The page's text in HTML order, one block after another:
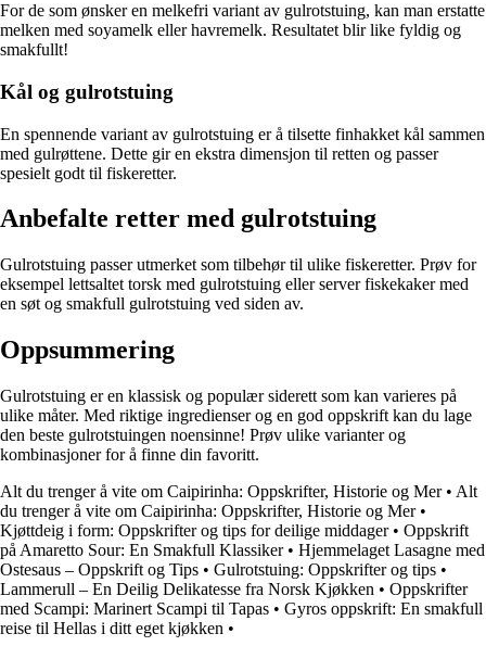
For de som ønsker en melkefri variant av gulrotstuing, kan man erstatte
melken med soyamelk eller havremelk. Resultatet blir like fyldig og
smakfullt!
Kål og gulrotstuing
En spennende variant av gulrotstuing er å tilsette finhakket kål sammen
med gulrøttene. Dette gir en ekstra dimensjon til retten og passer
spesielt godt til fiskeretter.
Anbefalte retter med gulrotstuing
Gulrotstuing passer utmerket som tilbehør til ulike fiskeretter. Prøv for
eksempel lettsaltet torsk med gulrotstuing eller server fiskekaker med
en søt og smakfull gulrotstuing ved siden av.
Oppsummering
Gulrotstuing er en klassisk og populær siderett som kan varieres på
ulike måter. Med riktige ingredienser og en god oppskrift kan du lage
den beste gulrotstuingen noensinne! Prøv ulike varianter og
kombinasjoner for å finne din favoritt.
Alt du trenger å vite om Caipirinha: Oppskrifter, Historie og Mer• Alt
du trenger å vite om Caipirinha: Oppskrifter, Historie og Mer•
Kjøttdeig i form: Oppskrifter og tips for deilige middager• Oppskrift
på Amaretto Sour: En Smakfull Klassiker• Hjemmelaget Lasagne med
Ostesaus – Oppskrift og Tips • Gulrotstuing: Oppskrifter og tips •
Lammerull – En Deilig Delikatesse fra Norsk Kjøkken • Oppskrifter
med Scampi: Marinert Scampi til Tapas • Gyros oppskrift: En smakfull
reise til Hellas i ditt eget kjøkken •